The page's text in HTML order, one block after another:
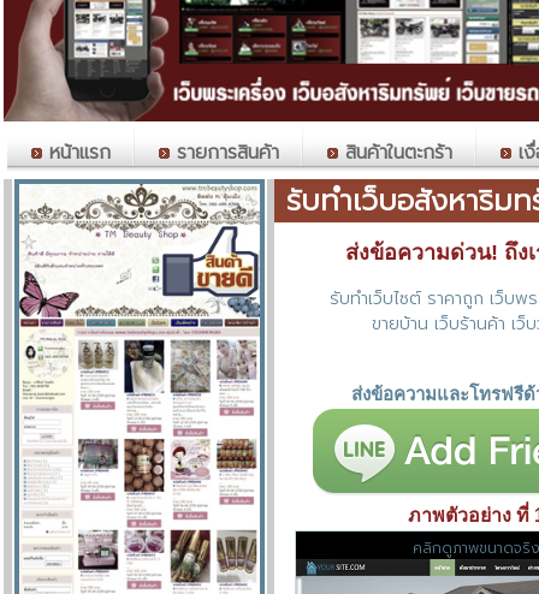
หน้าแรก รายการสินค้า สินค้าในตะกร้า เงื่
รับทำเว็บอสังหาริ
ส่งข้อความด่วน! ถึง
รับทำเว็บไซต์ ราคาถูก เว็บพ
ขายบ้าน เว็บร้านค้า เว็
ส่งข้อความและโทรฟรีด้
ภาพตัวอย่าง ที่
คลิกดูภาพขนาดจริง